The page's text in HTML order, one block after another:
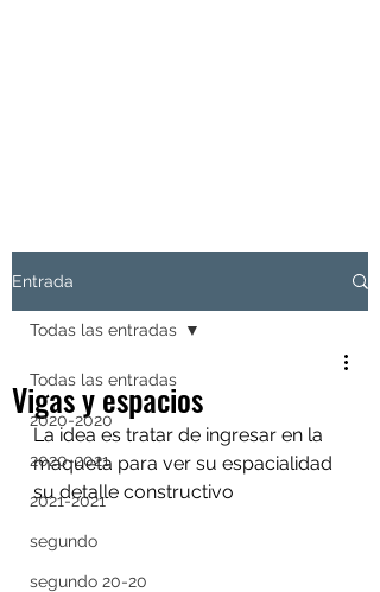
Entrada
Todas las entradas
2020-2020
2020-2021
2021-2021
segundo
segundo 20-20
Todas las entradas
Vigas y espacios
La idea es tratar de ingresar en la
maqueta para ver su espacialidad
su detalle constructivo